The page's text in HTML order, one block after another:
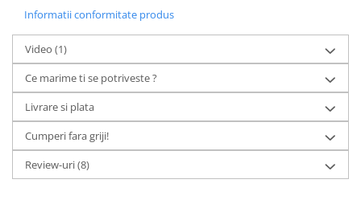
Informatii conformitate produs
Video (1)
Ce marime ti se potriveste ?
Livrare si plata
Cumperi fara griji!
Review-uri(8)